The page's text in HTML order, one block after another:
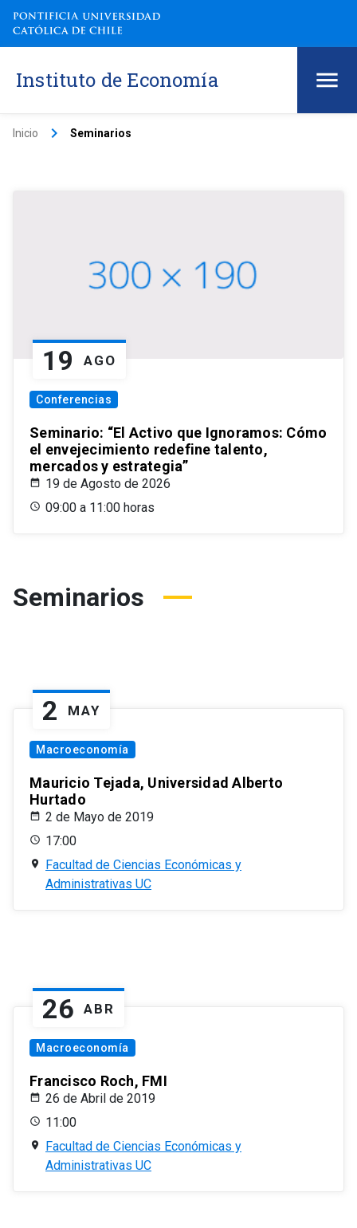
Instituto de Economía
Inicio keyboard_arrow_right Seminarios
19 AGO
Conferencias
Seminario: “El Activo que Ignoramos: Cómo
el envejecimiento redefine talento,
mercados y estrategia”
19 de Agosto de 2026
09:00 a 11:00 horas
Seminarios
2 MAY
Macroeconomía
Mauricio Tejada, Universidad Alberto
Hurtado
2 de Mayo de 2019
17:00
Facultad de Ciencias Económicas y
Administrativas UC
26 ABR
Macroeconomía
Francisco Roch, FMI
26 de Abril de 2019
11:00
Facultad de Ciencias Económicas y
Administrativas UC